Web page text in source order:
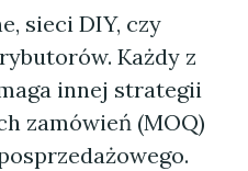
sieci DIY, czy
Każdy z
innej strategii
zamówień (MOQ)